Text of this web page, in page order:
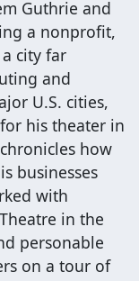
Guthrie and
a nonprofit,
city far
and
U.S. cities,
his theater in
how
businesses
with
in the
personable
on a tour of